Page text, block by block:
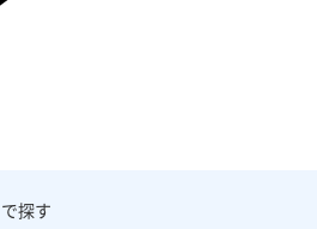
で探す